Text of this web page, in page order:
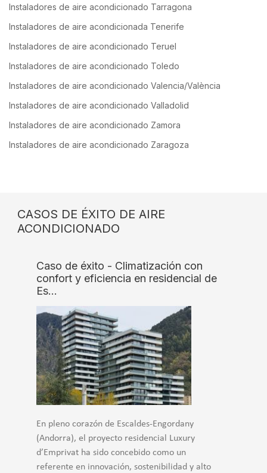
Instaladores de aire acondicionado Tarragona
Instaladores de aire acondicionada Tenerife
Instaladores de aire acondicionado Teruel
Instaladores de aire acondicionado Toledo
Instaladores de aire acondicionado Valencia/València
Instaladores de aire acondicionado Valladolid
Instaladores de aire acondicionado Zamora
Instaladores de aire acondicionado Zaragoza
CASOS DE ÉXITO DE AIRE
ACONDICIONADO
Caso de éxito - Climatización con
confort y eficiencia en residencial de
Es…
En pleno corazón de Escaldes-Engordany
(Andorra), el proyecto residencial Luxury
d’Emprivat ha sido concebido como un
referente en innovación, sostenibilidad y alto